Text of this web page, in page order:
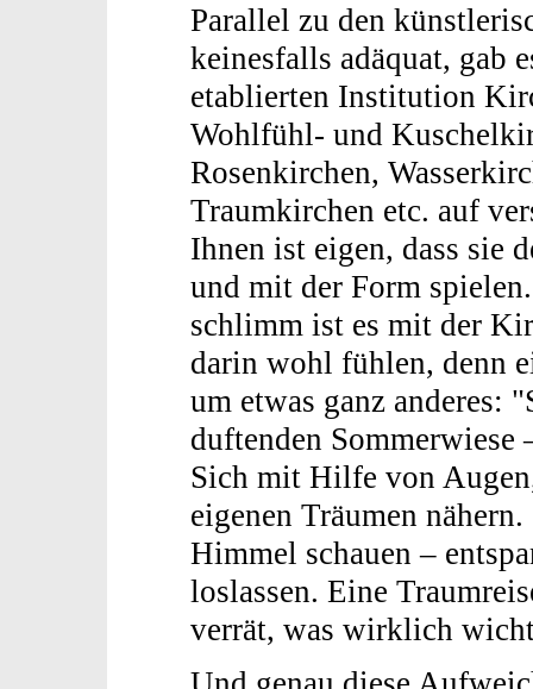
Parallel zu den
keinesfalls adäquat, gab
etablierten Institution
Wohlfühl- und
Rosenkirchen,
Traumkirchen etc. auf
Ihnen ist eigen, dass sie
und mit der Form
schlimm ist es mit der
darin wohl fühlen, denn
um etwas ganz anderes:
duftenden
Sich mit Hilfe von
eigenen Träumen
Himmel schauen –
loslassen. Eine
verrät, was wirklich